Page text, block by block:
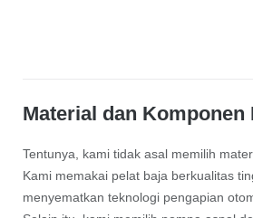
Material dan Komponen
Tentunya, kami tidak asal memilih
Kami memakai pelat baja berkualitas
menyematkan teknologi pengapian